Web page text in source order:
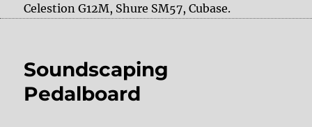
Celestion G12M, Shure SM57, Cubase.
Soundscaping
Pedalboard